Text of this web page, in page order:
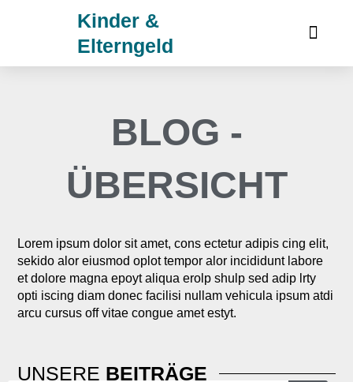
Kinder &
Elterngeld
BLOG -
ÜBERSICHT
Lorem ipsum dolor sit amet, cons ectetur adipis cing elit,
sekido alor eiusmod oplot tempor alor incididunt labore
et dolore magna epoyt aliqua erolp shulp sed adip lrty
opti iscing diam donec facilisi nullam vehicula ipsum atdi
arcu cursus off vitae congue amet estyt.
UNSERE BEITRÄGE